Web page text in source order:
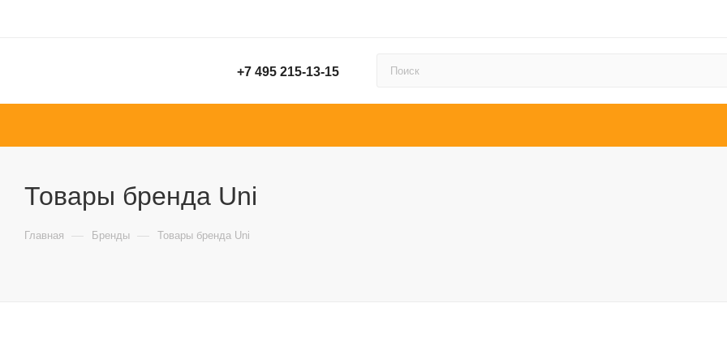
+7 495 215-13-15
Товары бренда Uni
Главная — Бренды — Товары бренда Uni